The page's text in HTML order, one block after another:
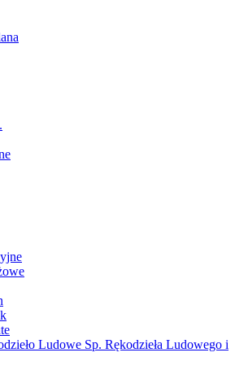
Ludowe Sp. Rękodzieła Ludowego i